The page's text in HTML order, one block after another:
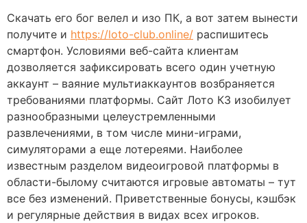
Скачать его бог велел и изо ПК, а вот затем вынести
получите и https://loto-club.online/ распишитесь
смартфон. Условиями веб-сайта клиентам
дозволяется зафиксировать всего один учетную
аккаунт – ваяние мультиаккаунтов возбраняется
требованиями платформы. Сайт Лото КЗ изобилует
разнообразными целеустремленными
развлечениями, в том числе мини-играми,
симуляторами а еще лотереями. Наиболее
известным разделом видеоигровой платформы в
области-былому считаются игровые автоматы – тут
все без изменений. Приветственные бонусы, кэшбэк
и регулярные действия в видах всех игроков.